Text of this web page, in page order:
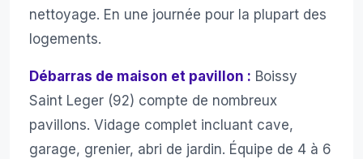
nettoyage. En une journée pour la plupart des
logements.
Débarras de maison et pavillon : Boissy
Saint Leger (92) compte de nombreux
pavillons. Vidage complet incluant cave,
garage, grenier, abri de jardin. Équipe de 4 à 6